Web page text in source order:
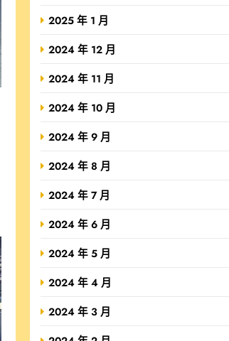
2025 年 1 月
2024 年 12 月
2024 年 11 月
2024 年 10 月
2024 年 9 月
2024 年 8 月
2024 年 7 月
2024 年 6 月
2024 年 5 月
2024 年 4 月
2024 年 3 月